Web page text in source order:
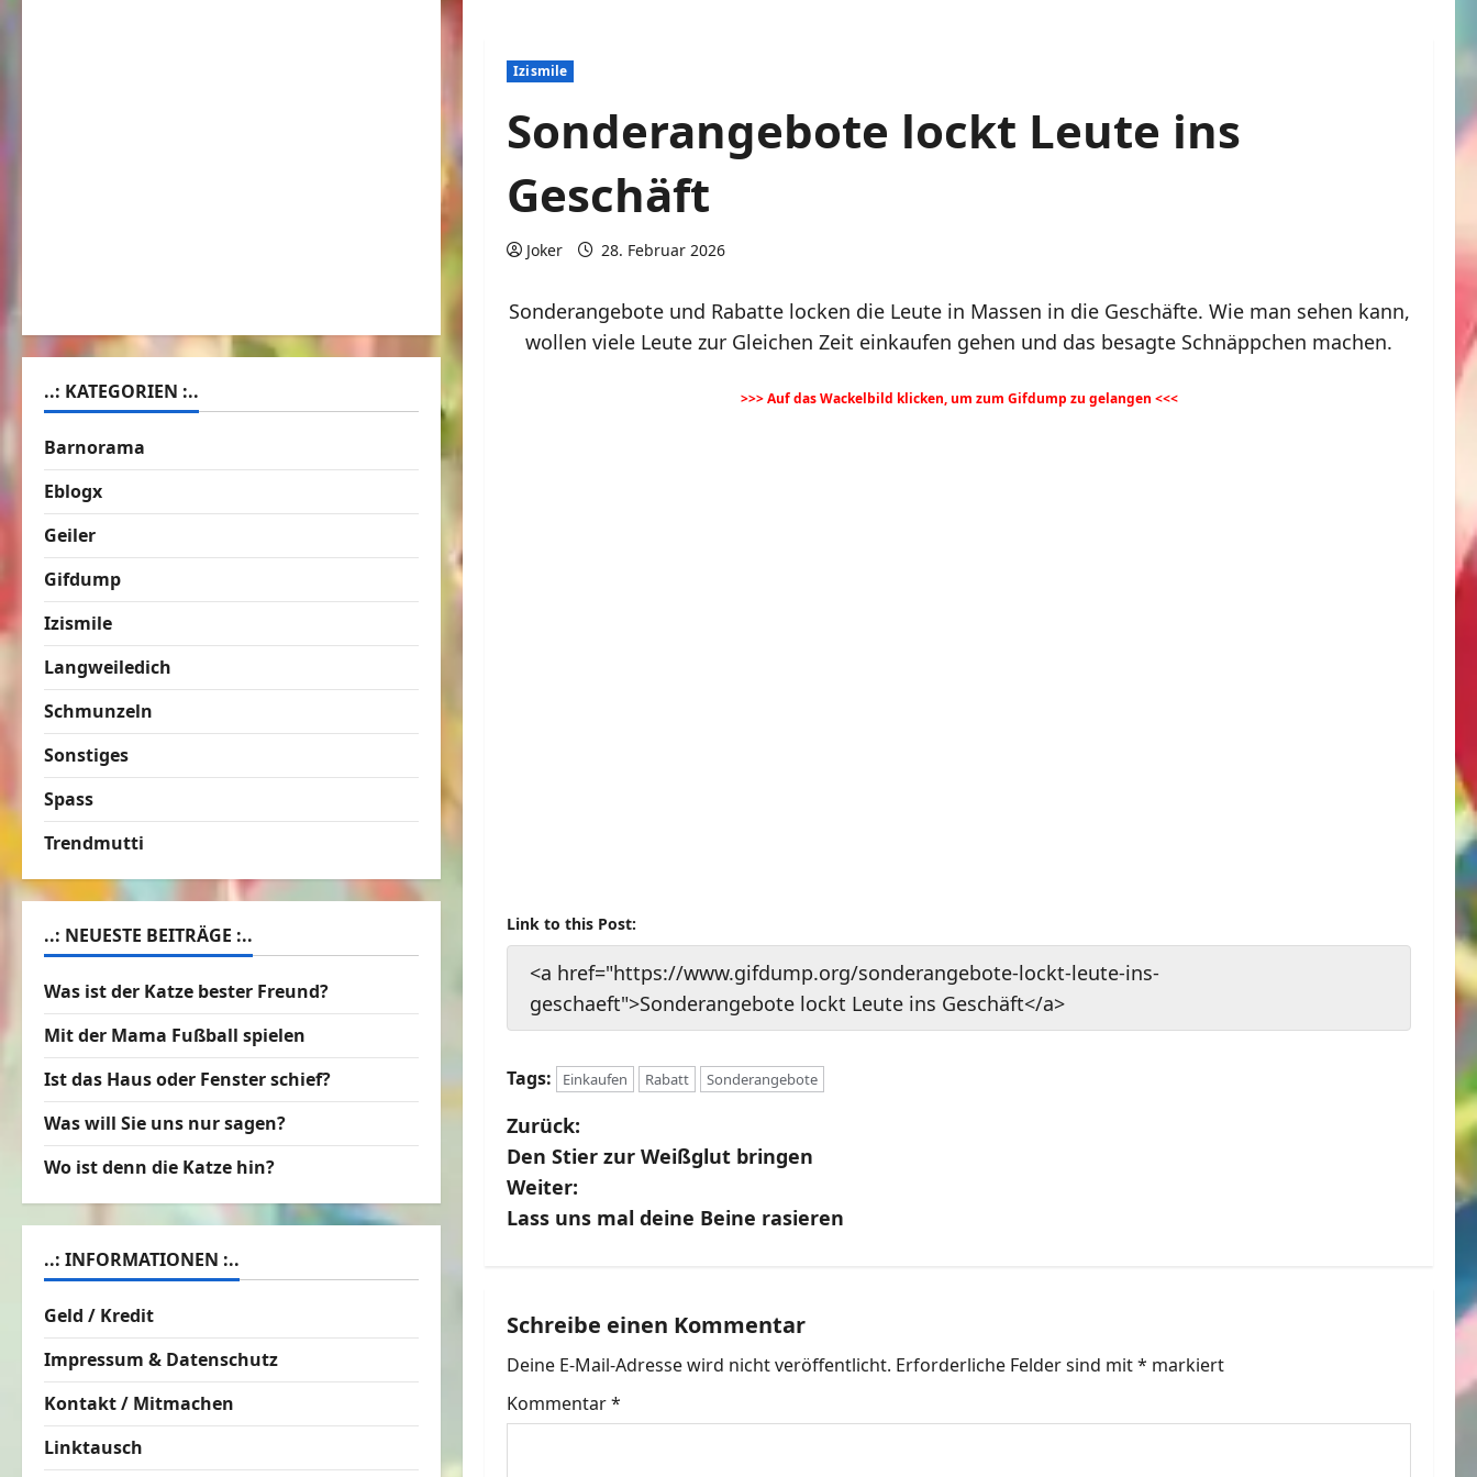
Izismile
Sonderangebote lockt Leute ins
Geschäft
Joker 28. Februar 2026
Sonderangebote und Rabatte locken die Leute in Massen in die Geschäfte. Wie man sehen kann,
wollen viele Leute zur Gleichen Zeit einkaufen gehen und das besagte Schnäppchen machen.
>>> Auf das Wackelbild klicken, um zum Gifdump zu gelangen <<<
Link to this Post:
<a href="https://www.gifdump.org/sonderangebote-lockt-leute-ins-
geschaeft">Sonderangebote lockt Leute ins Geschäft</a>
Tags: Einkaufen Rabatt Sonderangebote
B
e
i
r
a
g
Zurück:
Den Stier zur Weißglut bringen
Weiter:
Lass uns mal deine Beine rasieren
Schreibe einen Kommentar
Deine E-Mail-Adresse wird nicht veröffentlicht. Erforderliche Felder sind mit* markiert
Kommentar*
..: KATEGORIEN :..
Barnorama
Eblogx
Geiler
Gifdump
Izismile
Langweiledich
Schmunzeln
Sonstiges
Spass
Trendmutti
..: NEUESTE BEITRÄGE :..
Was ist der Katze bester Freund?
Mit der Mama Fußball spielen
Ist das Haus oder Fenster schief?
Was will Sie uns nur sagen?
Wo ist denn die Katze hin?
..: INFORMATIONEN :..
Geld / Kredit
Impressum & Datenschutz
Kontakt / Mitmachen
Linktausch